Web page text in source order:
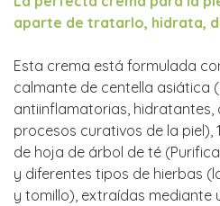
aparte de tratarlo, hidrata,
Esta crema está formulada
calmante de centella asiática
antiinflamatorias, hidratantes,
procesos curativos de la
de hoja de árbol de té
y diferentes tipos de hierbas
y tomillo), extraídas mediante